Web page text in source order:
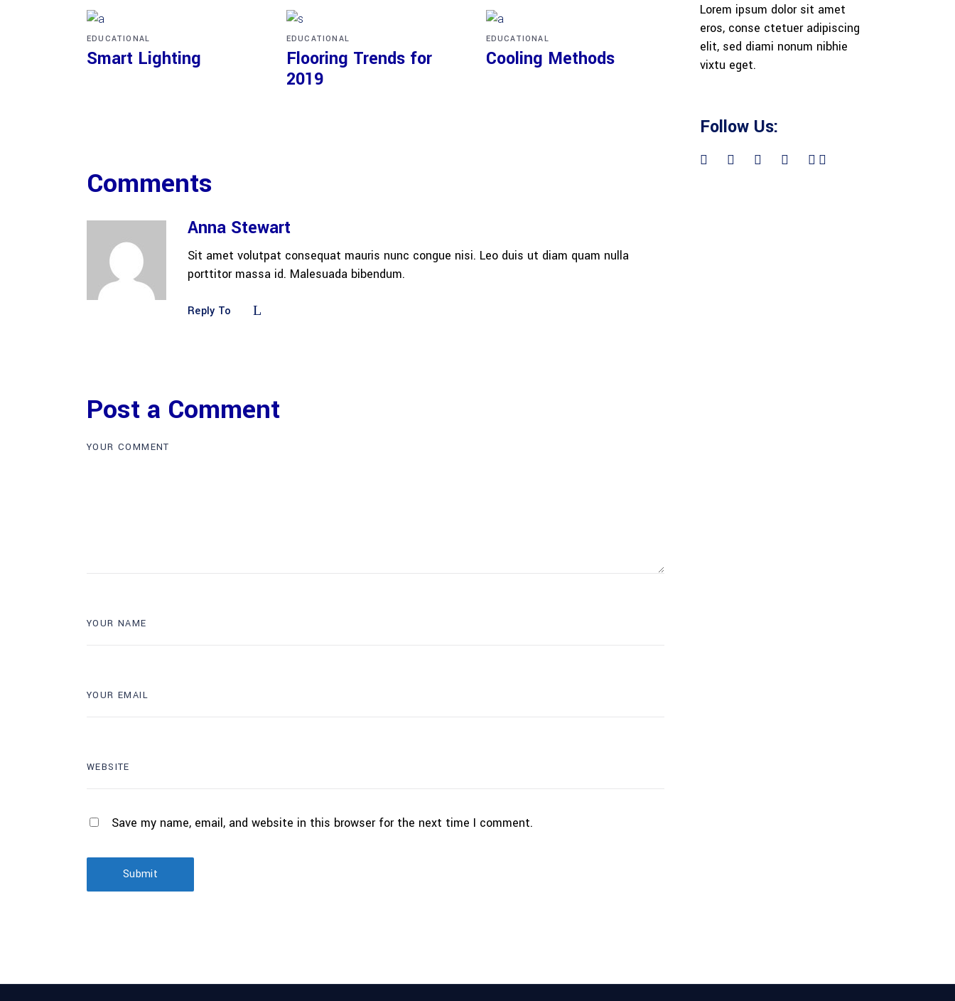
EDUCATIONAL
Smart Lighting
EDUCATIONAL
Flooring Trends for
2019
EDUCATIONAL
Cooling Methods
Comments
Anna Stewart
Sit amet volutpat consequat mauris nunc congue nisi. Leo duis ut diam quam nulla
porttitor massa id. Malesuada bibendum.
Reply To
Post a Comment
Save my name, email, and website in this browser for the next time I comment.
Submit
Lorem ipsum dolor sit amet
eros, conse ctetuer adipiscing
elit, sed diami nonum nibhie
vixtu eget.
Follow Us: